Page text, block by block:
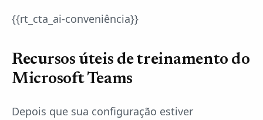
{{rt_cta_ai-conveniência}}
Recursos úteis de treinamento do
Microsoft Teams
Depois que sua configuração estiver